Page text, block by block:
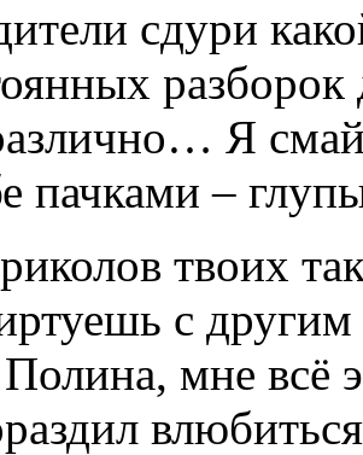
сдури
Я
пачками –
твоих
с
мне всё